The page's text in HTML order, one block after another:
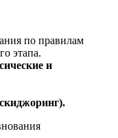
по правилам
этапа.
и